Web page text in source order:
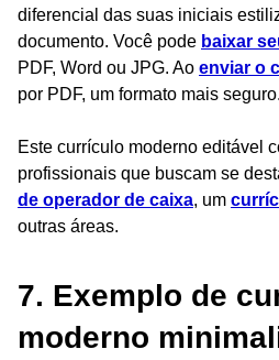
diferencial das suas iniciais
documento. Você pode baixar
PDF, Word ou JPG. Ao enviar o
por PDF, um formato mais seguro.
Este currículo moderno editável
profissionais que buscam se
de operador de caixa, um
outras áreas.
7. Exemplo de
moderno